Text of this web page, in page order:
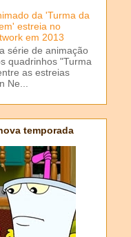
da 'Turma da
estreia no
em 2013
série de animação
quadrinhos "Turma
as estreias
Ne...
temporada